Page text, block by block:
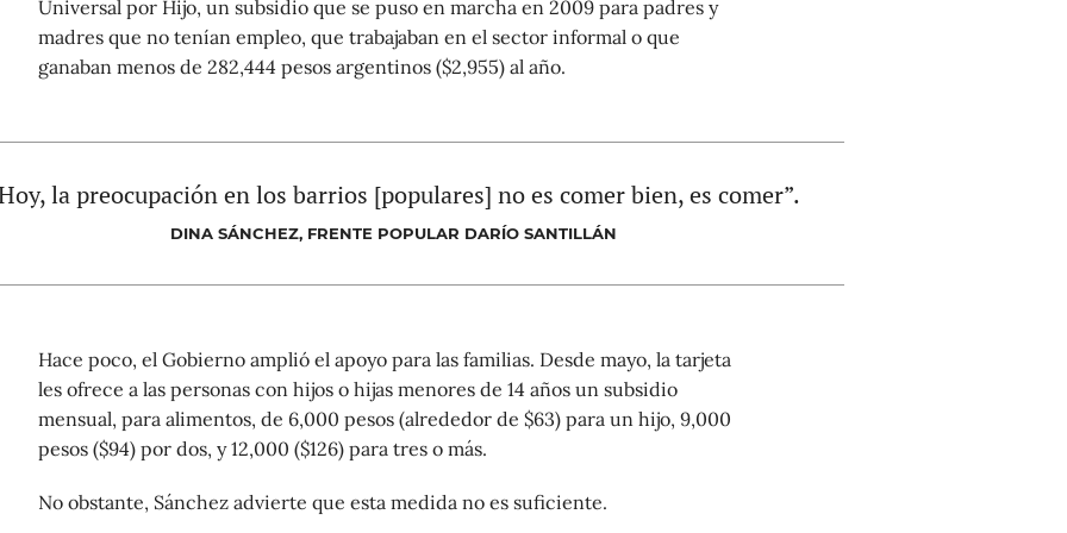
Universal por Hijo, un subsidio que se puso en marcha en 2009 para padres y
madres que no tenían empleo, que trabajaban en el sector informal o que
ganaban menos de 282,444 pesos argentinos ($2,955) al año.
la preocupación en los barrios [populares] no es comer bien, es comer”.
DINA SÁNCHEZ, FRENTE POPULAR DARÍO SANTILLÁN
Hace poco, el Gobierno amplió el apoyo para las familias. Desde mayo, la tarjeta
les ofrece a las personas con hijos o hijas menores de 14 años un subsidio
mensual, para alimentos, de 6,000 pesos (alrededor de $63) para un hijo, 9,000
pesos ($94) por dos, y 12,000 ($126) para tres o más.
No obstante, Sánchez advierte que esta medida no es suficiente.